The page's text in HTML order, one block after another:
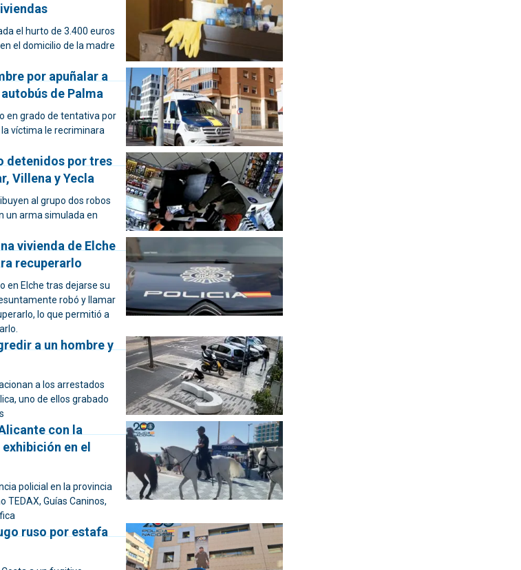
el hurto de 3.400 euros
el domicilio de la madre
por apuñalar a
de Palma
en grado de tentativa por
víctima le recriminara
detenidos por tres
Villena y Yecla
al grupo dos robos
un arma simulada en
vivienda de Elche
recuperarlo
en Elche tras dejarse su
robó y llamar
lo que permitió a
a un hombre y
a los arrestados
uno de ellos grabado
con la
en el
policial en la provincia
TEDAX, Guías Caninos,
ruso por estafa